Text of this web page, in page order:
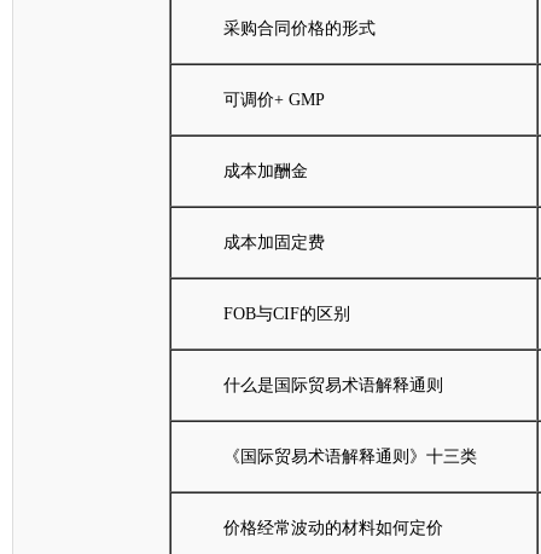
采购合同价格的形式
可调价+ GMP
成本加酬金
成本加固定费
FOB与CIF的区别
什么是国际贸易术语解释通则
《国际贸易术语解释通则》十三类
价格经常波动的材料如何定价